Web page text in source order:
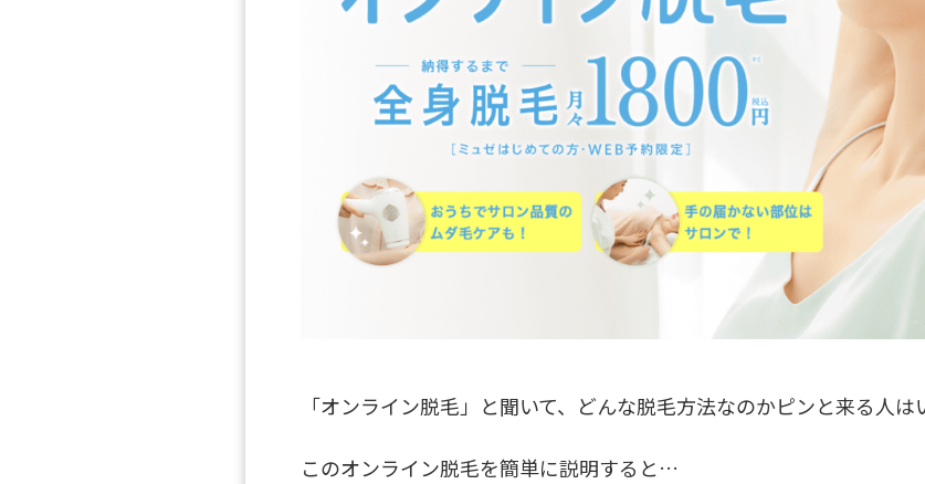
「オンライン脱毛」と聞いて、どんな脱毛方法なのかピンと来る人は
このオンライン脱毛を簡単に説明すると…